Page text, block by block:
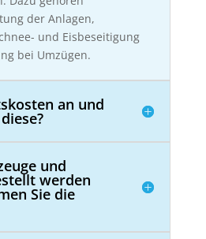
der Anlagen,
und Eisbeseitigung
bei Umzügen.
an und
und
werden
Sie die